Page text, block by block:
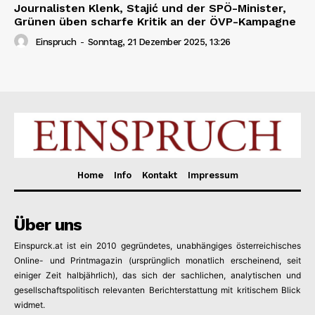
Journalisten Klenk, Stajić und der SPÖ-Minister,
Grünen üben scharfe Kritik an der ÖVP-Kampagne
Einspruch - Sonntag, 21 Dezember 2025, 13:26
Home Info Kontakt Impressum
Über uns
Einspurck.at ist ein 2010 gegründetes, unabhängiges österreichisches
Online- und Printmagazin (ursprünglich monatlich erscheinend, seit
einiger Zeit halbjährlich), das sich der sachlichen, analytischen und
gesellschaftspolitisch relevanten Berichterstattung mit kritischem Blick
widmet.